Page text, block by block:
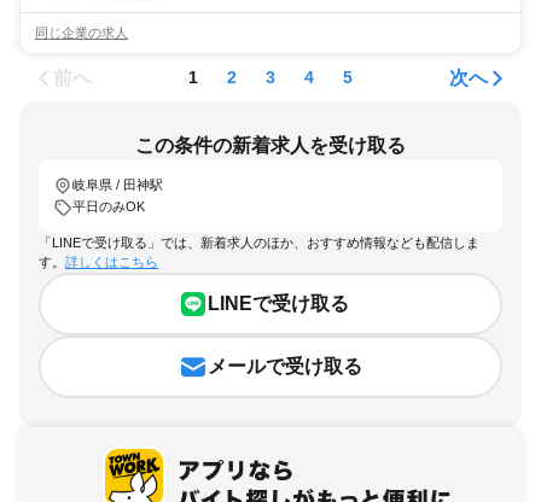
同じ企業の求人
前へ 1 2 3 4 5 次へ
この条件の新着求人を受け取る
岐阜県 / 田神駅
平日のみOK
「LINEで受け取る」では、新着求人のほか、おすすめ情報なども配信しま
す。 詳しくはこちら
LINEで受け取る
メールで受け取る